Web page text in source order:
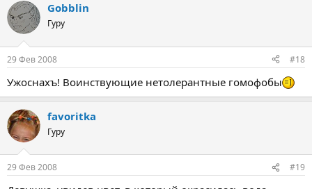
Gobblin
Гуру
29 Фев 2008 #18
Ужоснахъ! Воинствующие нетолерантные гомофобы
favoritka
Гуру
29 Фев 2008 #19